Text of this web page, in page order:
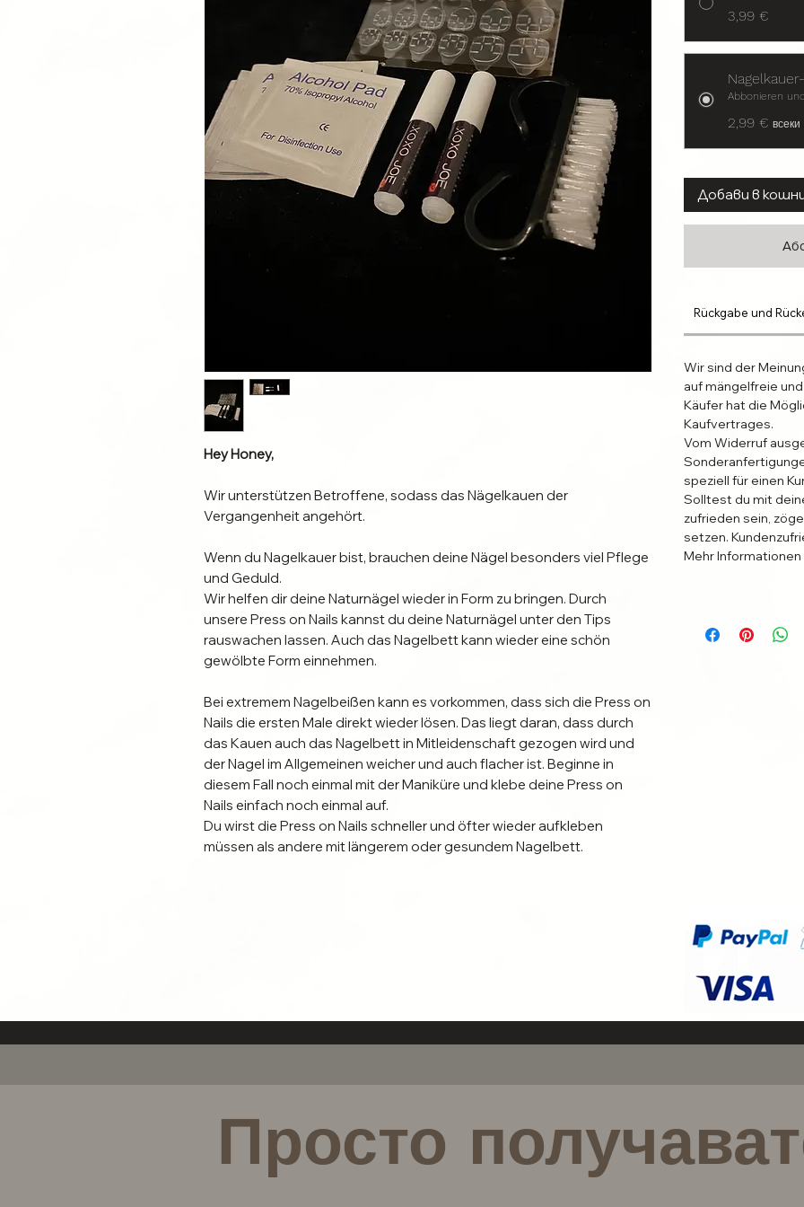
Hey Honey,
Wir unterstützen Betroffene, sodass das Nägelkauen der
Vergangenheit angehört.
Wenn du Nagelkauer bist, brauchen deine Nägel besonders viel Pflege
und Geduld.
Wir helfen dir deine Naturnägel wieder in Form zu bringen. Durch
unsere Press on Nails kannst du deine Naturnägel unter den Tips
rauswachen lassen. Auch das Nagelbett kann wieder eine schön
gewölbte Form einnehmen.
Bei extremem Nagelbeißen kann es vorkommen, dass sich die Press on
Nails die ersten Male direkt wieder lösen. Das liegt daran, dass durch
das Kauen auch das Nagelbett in Mitleidenschaft gezogen wird und
der Nagel im Allgemeinen weicher und auch flacher ist. Beginne in
diesem Fall noch einmal mit der Maniküre und klebe deine Press on
Nails einfach noch einmal auf.
Du wirst die Press on Nails schneller und öfter wieder aufkleben
müssen als andere mit längerem oder gesundem Nagelbett.
Bitte Beachte: In diesem Kit sind keine Press on Nails enthalten. Diese
kannst du in unserem Shop zusätlich erwerben.
Zusätzliche Tipps:
3,99 €
Abbonieren
2,99 €
Добави в
Rückgabe und
Wir sind der
auf mängelfreie
Käufer hat die
Kaufvertrages.
Vom Widerruf
speziell für einen
Solltest du mit
zufrieden sein,
setzen.
Mehr
Просто